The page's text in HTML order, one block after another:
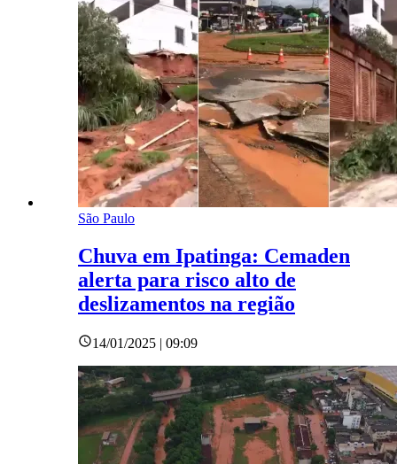
São Paulo
Chuva em Ipatinga: Cemaden
alerta para risco alto de
deslizamentos na região
14/01/2025 | 09:09